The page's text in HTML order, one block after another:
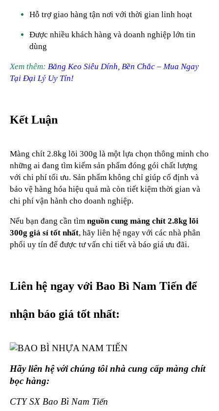
Hỗ trợ giao hàng tận nơi với thời gian linh hoạt
Được nhiều khách hàng và doanh nghiệp lớn tin
dùng
Xem thêm: Băng Keo Siêu Dính, Bền Chắc – Mua Ngay
Tại Đại Lý Uy Tín!
Kết Luận
Màng chít 2.8kg lõi 300g là một lựa chọn thông minh cho
những ai đang tìm kiếm sản phẩm đóng gói chất lượng
với chi phí tối ưu. Sản phẩm không chỉ giúp cố định và
bảo vệ hàng hóa hiệu quả mà còn tiết kiệm thời gian và
chi phí vận hành cho doanh nghiệp.
Nếu bạn đang cần tìm nguồn cung màng chít 2.8kg lõi
300g giá sỉ tốt nhất, hãy liên hệ ngay với các nhà phân
phối uy tín để được tư vấn chi tiết và báo giá ưu đãi.
Liên hệ ngay với Bao Bì Nam Tiến để
nhận báo giá tốt nhất:
Hãy liên hệ với chúng tôi nhà cung cấp màng chít
bọc hàng:
CTY SX Bao Bì Nam Tiến